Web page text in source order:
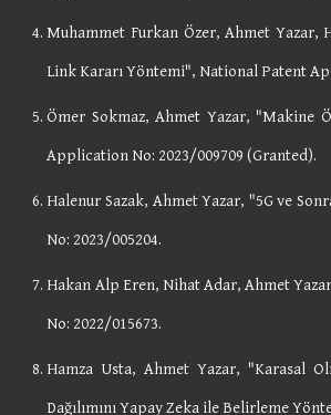
Muhammet Furkan Özer, Ahmet Yazar,
Link Kararı Yöntemi", National Patent
Ömer Sokmaz, Ahmet Yazar, "Makine
Application No: 2023/009709(Granted).
Halenur Sazak, Ahmet Yazar, "5G ve
No: 2023/005204.
Hakan Alp Eren, Nihat Adar, Ahmet
No: 2022/015673.
Hamza Usta, Ahmet Yazar, "Karasal
Dağılımını Yapay Zeka ile Belirleme